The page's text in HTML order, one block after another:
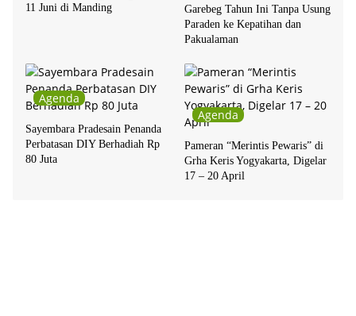
11 Juni di Manding
Garebeg Tahun Ini Tanpa Usung
Paraden ke Kepatihan dan
Pakualaman
Agenda
Sayembara Pradesain Penanda
Perbatasan DIY Berhadiah Rp
80 Juta
Agenda
Pameran “Merintis Pewaris” di
Grha Keris Yogyakarta, Digelar
17 – 20 April